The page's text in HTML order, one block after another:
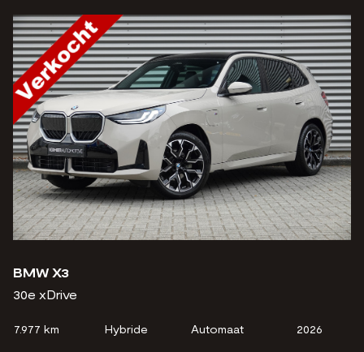
BMW X3
30e xDrive
7.977 km Hybride Automaat 2026